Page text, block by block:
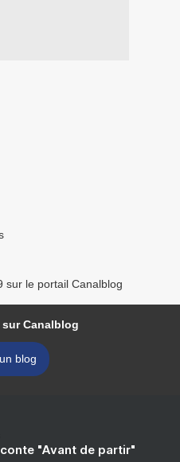
sur le portail Canalblog
Canalblog
blog
"Avant de partir"